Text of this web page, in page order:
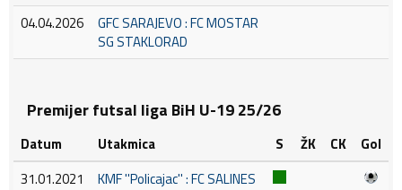
04.04.2026
GFC SARAJEVO : FC MOSTAR
SG STAKLORAD
Premijer futsal liga BiH U-19 25/26
Datum Utakmica S ŽK CK
Gol
31.01.2021
KMF ''Policajac'' : FC SALINES